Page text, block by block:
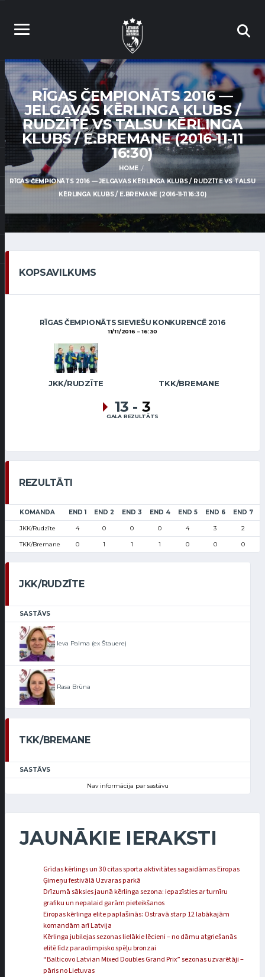
RĪGAS ČEMPIONĀTS 2016 —
JELGAVAS KĒRLINGA KLUBS /
RUDZĪTE VS TALSU KĒRLINGA
KLUBS / E.BREMANE (2016-11-11
16:30)
HOME
RĪGAS ČEMPIONĀTS 2016 — JELGAVAS KĒRLINGA KLUBS / RUDZĪTE VS TALSU
KĒRLINGA KLUBS / E.BREMANE (2016-11-11 16:30)
KOPSAVILKUMS
RĪGAS ČEMPIONĀTS SIEVIEŠU KONKURENCĒ 2016
11/11/2016 16:30
JKK/RUDZĪTE TKK/BREMANE
13 - 3
GALA REZULTĀTS
REZULTĀTI
KOMANDA END 1 END 2 END 3 END 4 END 5 END 6 END 7
JKK/Rudzīte 4 0 0 0 4 3 2
TKK/Bremane 0 1 1 1 0 0 0
JKK/RUDZĪTE
SASTĀVS
Ieva Palma (ex Štauere)
Rasa Brūna
TKK/BREMANE
SASTĀVS
Nav informācija par sastāvu
JAUNĀKIE IERAKSTI
Grīdas kērlings un 30 citas sporta aktivitātes sagaidāmas Eiropas
Ģimeņu festivālā Uzvaras parkā
Drīzumā sāksies jaunā kērlinga sezona: iepazīsties ar turnīru
grafiku un nepalaid garām pieteikšanos
Eiropas kērlinga elite paplašinās: Ostravā starp 12 labākajām
komandām arī Latvija
Kērlinga jubilejas sezonas lielākie lēcieni – no dāmu atgriešanās
elitē līdz paraolimpisko spēļu bronzai
“Balticovo Latvian Mixed Doubles Grand Prix” sezonas uzvarētāji –
pāris no Lietuvas